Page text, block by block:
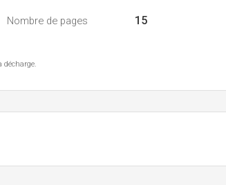
Nombre de pages 15
décharge.